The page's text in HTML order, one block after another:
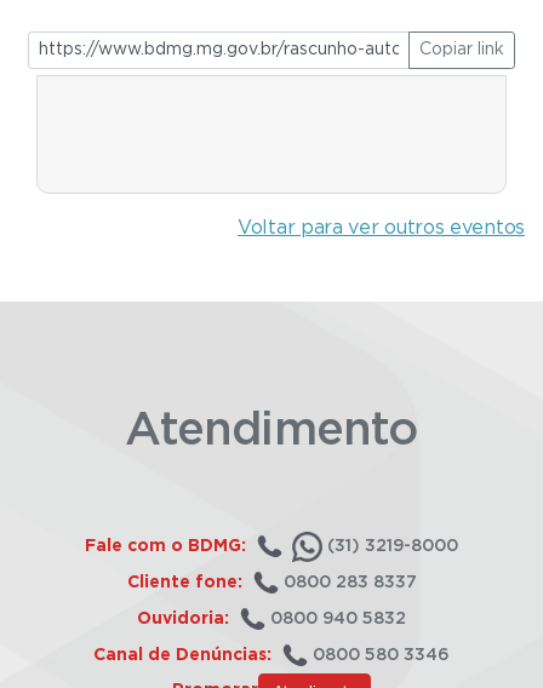
Copiar link
Voltar para ver outros eventos
Atendimento
Fale com o BDMG: (31) 3219-8000
Cliente fone: 0800 283 8337
Ouvidoria: 0800 940 5832
Canal de Denúncias: 0800 580 3346